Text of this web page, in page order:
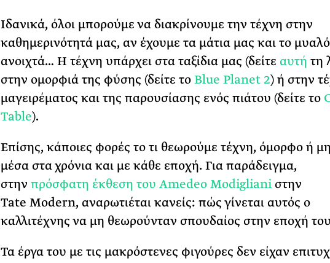
Ιδανικά, όλοι μπορούμε να διακρίνουμε την τέχνη στην
καθημερινότητά μας, αν έχουμε τα μάτια μας και το
ανοιχτά… Η τέχνη υπάρχει στα ταξίδια μας (δείτε αυτή τη
στην ομορφιά της φύσης (δείτε τοBlue Planet 2) ή στην
μαγειρέματος και της παρουσίασης ενός πιάτου (δείτε το
Table).
Επίσης, κάποιες φορές το τι θεωρούμε τέχνη, όμορφο ή
μέσα στα χρόνια και με κάθε εποχή. Για παράδειγμα,
στην πρόσφατη έκθεση του Amedeo Modiglianiστην
Tate Modern, αναρωτιέται κανείς: πώς γίνεται αυτός ο
καλλιτέχνης να μη θεωρούνταν σπουδαίος στην εποχή
Τα έργα του με τις μακρόστενες φιγούρες δεν είχαν